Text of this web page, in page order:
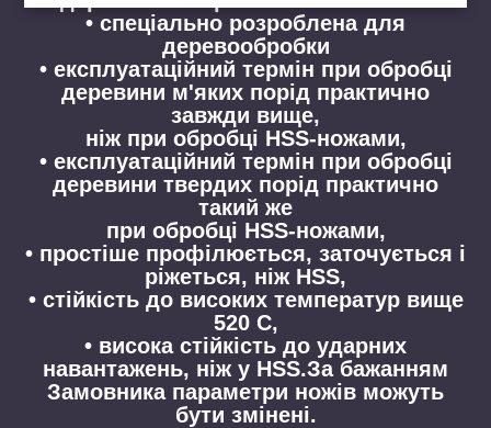
• спеціально розроблена для
деревообробки
• експлуатаційний термін при обробці
деревини м'яких порід практично
завжди вище,
ніж при обробці HSS-ножами,
• експлуатаційний термін при обробці
деревини твердих порід практично
такий же
при обробці HSS-ножами,
• простіше профілюється, заточується і
ріжеться, ніж HSS,
• стійкість до високих температур вище
520 С,
• висока стійкість до ударних
навантажень, ніж у HSS.За бажанням
Замовника параметри ножів можуть
бути змінені.